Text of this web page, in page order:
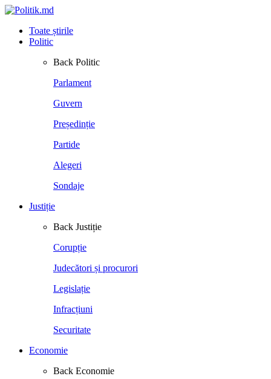
Toate știrile
Politic
Back Politic
Parlament
Guvern
Președinție
Partide
Alegeri
Sondaje
Justiție
Back Justiție
Corupție
Judecători și procurori
Legislație
Infracțiuni
Securitate
Economie
Back Economie